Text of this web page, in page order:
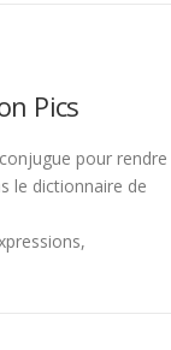
Pics
pour rendre
le dictionnaire de